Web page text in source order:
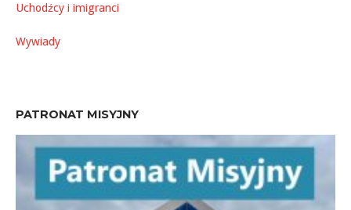
Uchodźcy i imigranci
Wywiady
PATRONAT MISYJNY